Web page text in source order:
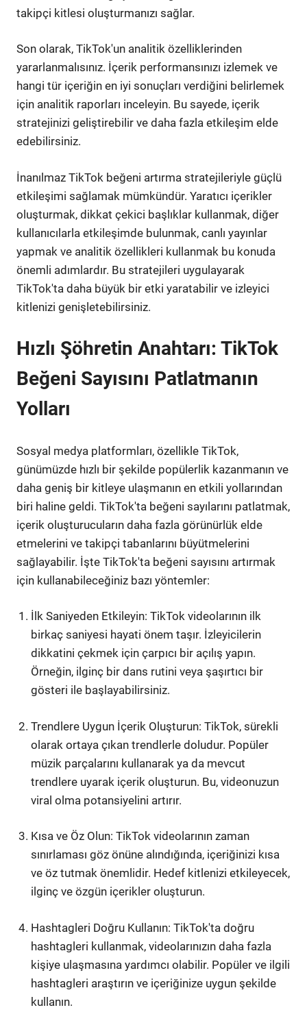
takipçi kitlesi oluşturmanızı sağlar.
Son olarak, TikTok'un analitik özelliklerinden
yararlanmalısınız. İçerik performansınızı izlemek ve
hangi tür içeriğin en iyi sonuçları verdiğini belirlemek
için analitik raporları inceleyin. Bu sayede, içerik
stratejinizi geliştirebilir ve daha fazla etkileşim elde
edebilirsiniz.
İnanılmaz TikTok beğeni artırma stratejileriyle güçlü
etkileşimi sağlamak mümkündür. Yaratıcı içerikler
oluşturmak, dikkat çekici başlıklar kullanmak, diğer
kullanıcılarla etkileşimde bulunmak, canlı yayınlar
yapmak ve analitik özellikleri kullanmak bu konuda
önemli adımlardır. Bu stratejileri uygulayarak
TikTok'ta daha büyük bir etki yaratabilir ve izleyici
kitlenizi genişletebilirsiniz.
Hızlı Şöhretin Anahtarı: TikTok
Beğeni Sayısını Patlatmanın
Yolları
Sosyal medya platformları, özellikle TikTok,
günümüzde hızlı bir şekilde popülerlik kazanmanın ve
daha geniş bir kitleye ulaşmanın en etkili yollarından
biri haline geldi. TikTok'ta beğeni sayılarını patlatmak,
içerik oluşturucuların daha fazla görünürlük elde
etmelerini ve takipçi tabanlarını büyütmelerini
sağlayabilir. İşte TikTok'ta beğeni sayısını artırmak
için kullanabileceğiniz bazı yöntemler:
İlk Saniyeden Etkileyin: TikTok videolarının ilk
birkaç saniyesi hayati önem taşır. İzleyicilerin
dikkatini çekmek için çarpıcı bir açılış yapın.
Örneğin, ilginç bir dans rutini veya şaşırtıcı bir
gösteri ile başlayabilirsiniz.
Trendlere Uygun İçerik Oluşturun: TikTok, sürekli
olarak ortaya çıkan trendlerle doludur. Popüler
müzik parçalarını kullanarak ya da mevcut
trendlere uyarak içerik oluşturun. Bu, videonuzun
viral olma potansiyelini artırır.
Kısa ve Öz Olun: TikTok videolarının zaman
sınırlaması göz önüne alındığında, içeriğinizi kısa
ve öz tutmak önemlidir. Hedef kitlenizi etkileyecek,
ilginç ve özgün içerikler oluşturun.
Hashtagleri Doğru Kullanın: TikTok'ta doğru
hashtagleri kullanmak, videolarınızın daha fazla
kişiye ulaşmasına yardımcı olabilir. Popüler ve ilgili
hashtagleri araştırın ve içeriğinize uygun şekilde
kullanın.